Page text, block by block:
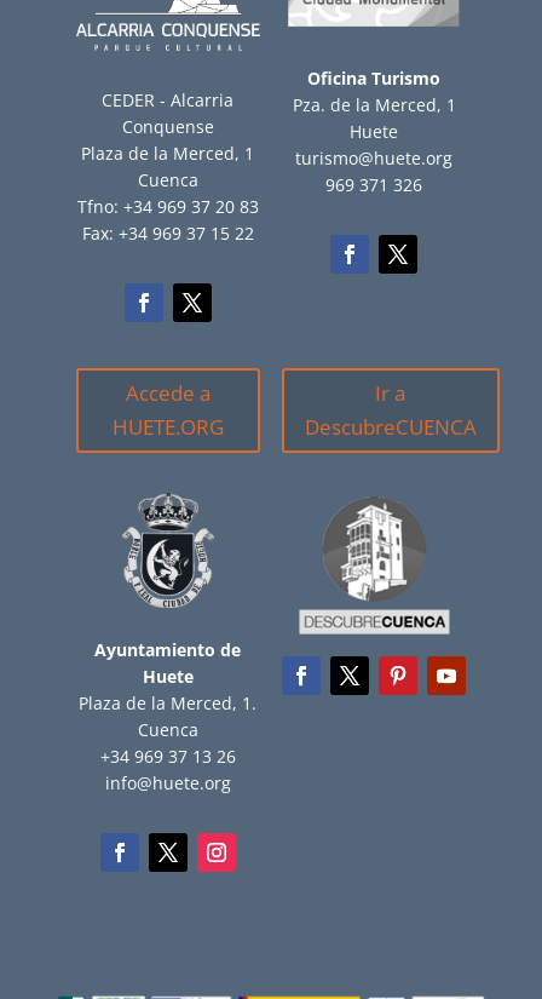
CEDER - Alcarria
Conquense
Plaza de la Merced, 1
Cuenca
Tfno: +34 969 37 20 83
Fax: +34 969 37 15 22
Oficina Turismo
Pza. de la Merced, 1
Huete
turismo@huete.org
969 371 326
Accede a
HUETE.ORG
Ayuntamiento de
Huete
Plaza de la Merced, 1.
Cuenca
+34 969 37 13 26
info@huete.org
Ir a
DescubreCUENCA